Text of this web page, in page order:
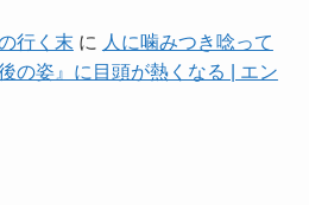
行く末 に 人に噛みつき唸って
姿』に目頭が熱くなる | エン